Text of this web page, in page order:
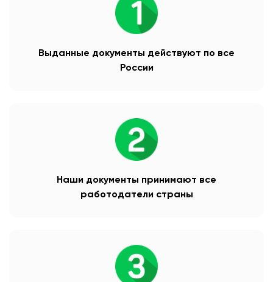
Выданные документы действуют по все
России
Наши документы принимают все
работодатели страны